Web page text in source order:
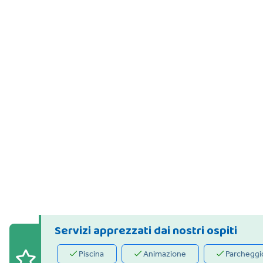
Servizi apprezzati dai nostri ospiti
Piscina Animazione